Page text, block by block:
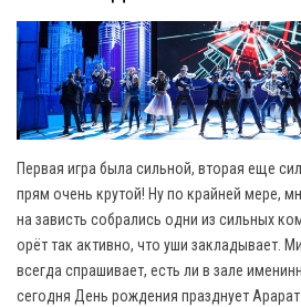
Первая игра была сильной, вторая еще
прям очень крутой! Ну по крайней мере,
на зависть собрались одни из сильных
орёт так активно, что уши закладывает.
всегда спрашивает, есть ли в зале
сегодня День рождения празднует